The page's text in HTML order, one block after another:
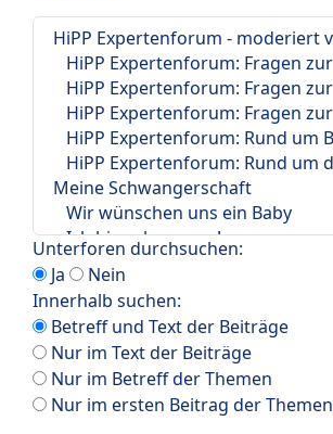
Unterforen durchsuchen:
Ja
Nein
Innerhalb suchen:
Betreff und Text der Beiträge
Nur im Text der Beiträge
Nur im Betreff der Themen
Nur im ersten Beitrag der Themen